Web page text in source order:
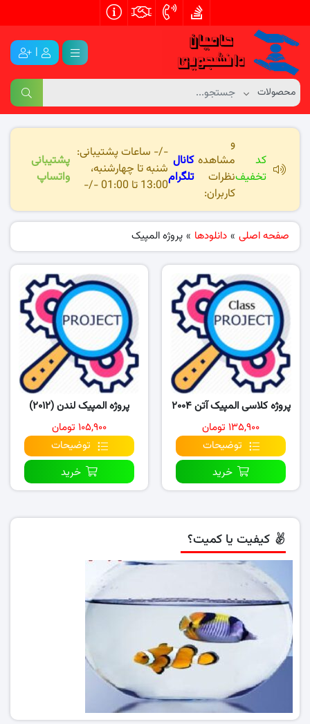
|
کد
تخفیف
و
مشاهده
نظرات
کاربران:
کانال
تلگرام
-/- ساعات پشتیبانی:
شنبه تا چهارشنبه،
13:00 تا 01:00 -/-
پشتیبانی
واتساپ
صفحه اصلی » دانلودها » پروژه المپیک
پروژه کلاسی المپیک آتن ۲۰۰۴
۱۳۵,۹۰۰ تومان
توضیحات
خرید
پروژه المپیک لندن (۲۰۱۲)
۱۰۵,۹۰۰ تومان
توضیحات
خرید
کیفیت یا کمیت؟